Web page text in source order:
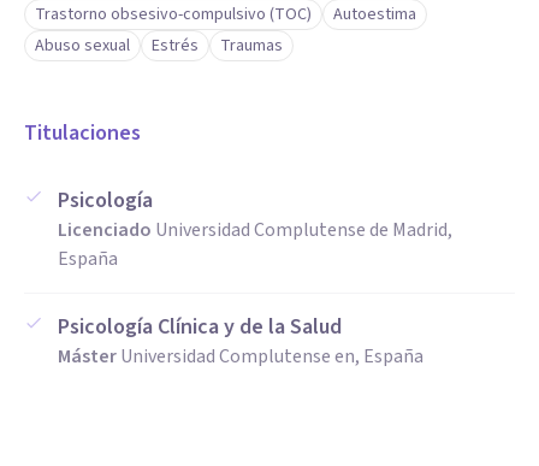
Estado de ánimo alterado: falta de energía, desgana a la
Ansiedad: estrés derivado de situaciones concretas,
ansiedad inespecífica, traumas no resueltos, miedo y
fobias,...
Dificultad en la toma de decisiones: en diferentes planos
vitales como el de pareja, el laboral, el personal,...
Trastorno obsesivo-compulsivo (TOC)
Autoestima
Abuso sexual
Estrés Traumas
Titulaciones
Psicología
Licenciado Universidad Complutense de Madrid,
España
Psicología Clínica y de la Salud
MásterUniversidad Complutense en, España